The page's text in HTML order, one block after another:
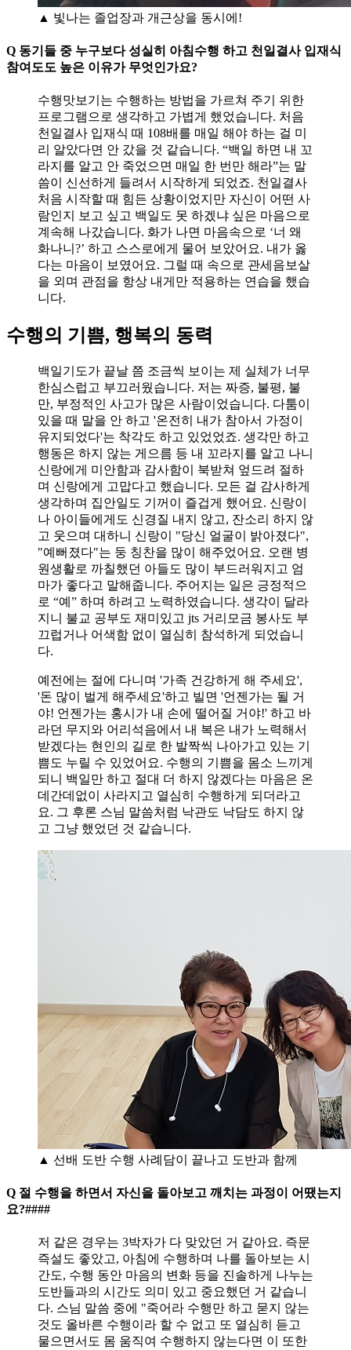
▲ 빛나는 졸업장과 개근상을 동시에!
Q 동기들 중 누구보다 성실히 아침수행 하고 천일결사 입재식
참여도도 높은 이유가 무엇인가요?
수행맛보기는 수행하는 방법을 가르쳐 주기 위한
프로그램으로 생각하고 가볍게 했었습니다. 처음
천일결사 입재식 때 108배를 매일 해야 하는 걸 미
리 알았다면 안 갔을 것 같습니다. “백일 하면 내 꼬
라지를 알고 안 죽었으면 매일 한 번만 해라”는 말
씀이 신선하게 들려서 시작하게 되었죠. 천일결사
처음 시작할 때 힘든 상황이었지만 자신이 어떤 사
람인지 보고 싶고 백일도 못 하겠냐 싶은 마음으로
계속해 나갔습니다. 화가 나면 마음속으로 ‘너 왜
화나니?’ 하고 스스로에게 물어 보았어요. 내가 옳
다는 마음이 보였어요. 그럴 때 속으로 관세음보살
을 외며 관점을 항상 내게만 적용하는 연습을 했습
니다.
수행의 기쁨, 행복의 동력
백일기도가 끝날 쯤 조금씩 보이는 제 실체가 너무
한심스럽고 부끄러웠습니다. 저는 짜증, 불평, 불
만, 부정적인 사고가 많은 사람이었습니다. 다툼이
있을 때 말을 안 하고 '온전히 내가 참아서 가정이
유지되었다'는 착각도 하고 있었었죠. 생각만 하고
행동은 하지 않는 게으름 등 내 꼬라지를 알고 나니
신랑에게 미안함과 감사함이 북받쳐 엎드려 절하
며 신랑에게 고맙다고 했습니다. 모든 걸 감사하게
생각하며 집안일도 기꺼이 즐겁게 했어요. 신랑이
나 아이들에게도 신경질 내지 않고, 잔소리 하지 않
고 웃으며 대하니 신랑이 "당신 얼굴이 밝아졌다",
"예뻐졌다"는 둥 칭찬을 많이 해주었어요. 오랜 병
원생활로 까칠했던 아들도 많이 부드러워지고 엄
마가 좋다고 말해줍니다. 주어지는 일은 긍정적으
로 “예” 하며 하려고 노력하였습니다. 생각이 달라
지니 불교 공부도 재미있고 jts 거리모금 봉사도 부
끄럽거나 어색함 없이 열심히 참석하게 되었습니
다.
예전에는 절에 다니며 '가족 건강하게 해 주세요',
'돈 많이 벌게 해주세요'하고 빌면 '언젠가는 될 거
야! 언젠가는 홍시가 내 손에 떨어질 거야!' 하고 바
라던 무지와 어리석음에서 내 복은 내가 노력해서
받겠다는 현인의 길로 한 발짝씩 나아가고 있는 기
쁨도 누릴 수 있었어요. 수행의 기쁨을 몸소 느끼게
되니 백일만 하고 절대 더 하지 않겠다는 마음은 온
데간데없이 사라지고 열심히 수행하게 되더라고
요. 그 후론 스님 말씀처럼 낙관도 낙담도 하지 않
고 그냥 했었던 것 같습니다.
▲ 선배 도반 수행 사례담이 끝나고 도반과 함께
Q 절 수행을 하면서 자신을 돌아보고 깨치는 과정이 어땠는지
요?####
저 같은 경우는 3박자가 다 맞았던 거 같아요. 즉문
즉설도 좋았고, 아침에 수행하며 나를 돌아보는 시
간도, 수행 동안 마음의 변화 등을 진솔하게 나누는
도반들과의 시간도 의미 있고 중요했던 거 같습니
다. 스님 말씀 중에 "죽어라 수행만 하고 묻지 않는
것도 올바른 수행이라 할 수 없고 또 열심히 듣고
물으면서도 몸 움직여 수행하지 않는다면 이 또한